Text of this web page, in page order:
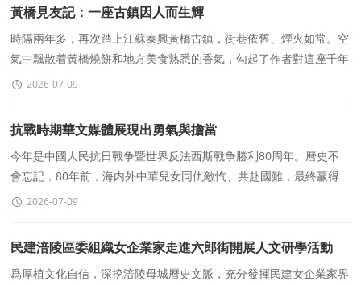
黃橋見友記：一座古鎮因人而生輝
時隔兩年多，再次踏上江蘇泰興黃橋古鎮，街巷依舊、煙火如常。空
氣中飄散着黃橋燒餅和地方美食熟悉的香氣，勾起了作者對這座千年
古鎮的溫暖記憶。此次重返黃橋
2026-07-09
抗戰時期華文媒體展現出勇氣與擔當
今年是中國人民抗日戰争暨世界反法西斯戰争勝利80周年。曆史不
會忘記，80年前，海内外中華兒女同仇敵忾、共赴國難，最終赢得
了這場正義之戰的偉大勝利。曆史也不會忘記，抗戰時期，海
2026-07-09
民建涪陵區委組織女企業家走進六郎街開展人文研學活動
爲厚植文化自信，深挖涪陵母城曆史文脈，充分發揮民建女企業家界